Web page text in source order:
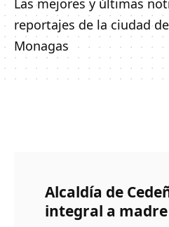
Las mejores y últimas
reportajes de la ciudad
Monagas
Alcaldía de
integral a